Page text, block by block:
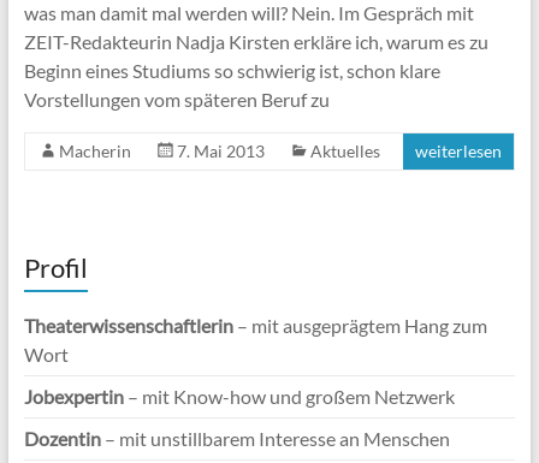
was man damit mal werden will? Nein. Im Gespräch mit
ZEIT-Redakteurin Nadja Kirsten erkläre ich, warum es zu
Beginn eines Studiums so schwierig ist, schon klare
Vorstellungen vom späteren Beruf zu
Macherin 7. Mai 2013 Aktuelles weiterlesen
Profil
Theaterwissenschaftlerin– mit ausgeprägtem Hang zum
Wort
Jobexpertin– mit Know-how und großem Netzwerk
Dozentin– mit unstillbarem Interesse an Menschen